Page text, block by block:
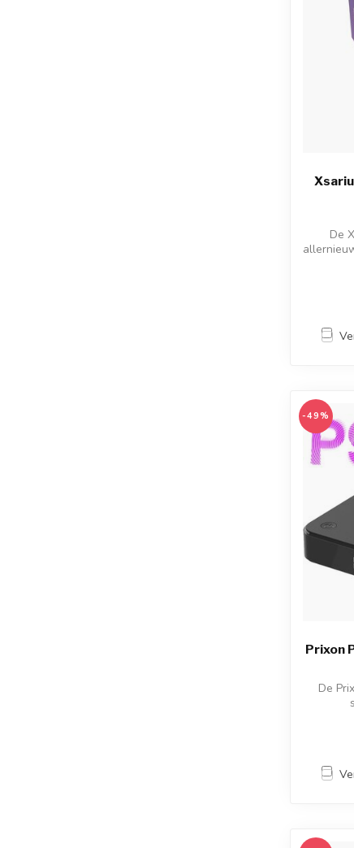
De
-49%
Prixon
De